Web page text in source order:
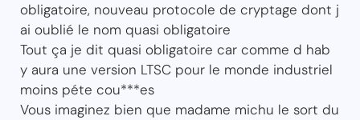
obligatoire, nouveau protocole de cryptage dont j
ai oublié le nom quasi obligatoire
Tout ça je dit quasi obligatoire car comme d hab
y aura une version LTSC pour le monde industriel
moins péte cou***es
Vous imaginez bien que madame michu le sort du